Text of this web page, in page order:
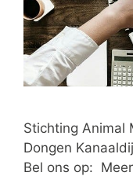
Stichting Animal
Dongen
Bel ons op: